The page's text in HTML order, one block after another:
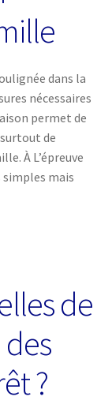
dans la
nécessaires
permet de
de
À L’épreuve
simples mais
de
?